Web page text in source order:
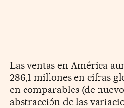
Las ventas en América
286,1 millones en cifras
en comparables (de
abstracción de las